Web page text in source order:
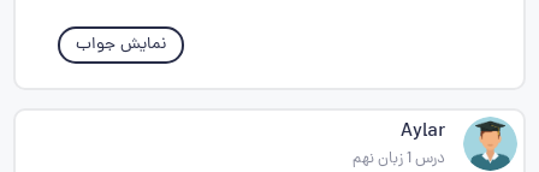
نمایش جواب
Aylar
درس 1 زبان نهم